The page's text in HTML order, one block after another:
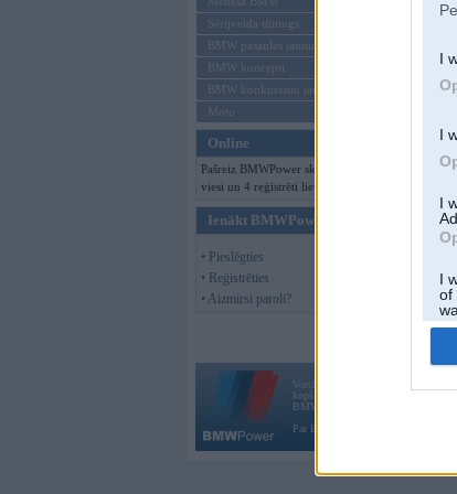
I
I
I
I
of
Sērijveida tūnings
BMW pasaules jaunumi
BMW koncepti
BMW konkurentu jaunumi
Moto
Online
Pašreiz BMWPower skatās 122
viesi un 4 reģistrēti lietotāji.
Ienākt BMWPower
• Pieslēgties
• Reģistrēties
• Aizmirsi paroli?
Vortāls BMWPower.lv darbojas
kopš 2002. gada 14. maija. Tas nav
BMW AG.
Par BMWPower